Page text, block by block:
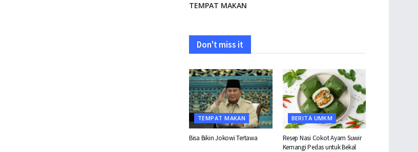
TEMPAT MAKAN
Don't miss it
TEMPAT MAKAN
Bisa Bikin Jokowi Tertawa
BERITA UMKM
Resep Nasi Cokot Ayam Suwir
Kemangi Pedas untuk Bekal